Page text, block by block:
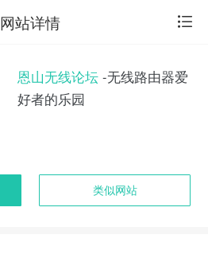
网站详情
恩山无线论坛-无线路由器爱
好者的乐园
类似网站